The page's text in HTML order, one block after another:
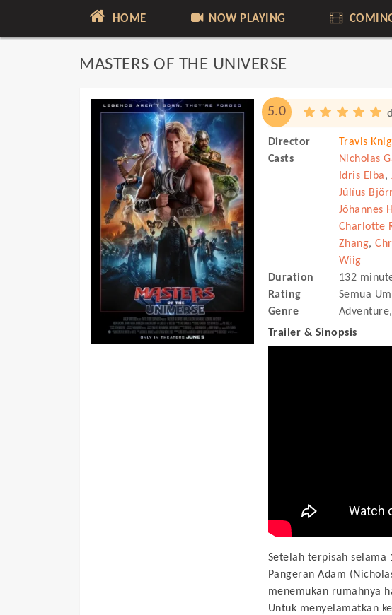
HOME NOW PLAYING
MASTERS OF THE UNIVERSE
5.0
Director
Travis
Casts
Nicholas
Idris Elba,
Júlíus
Jóhannes
Charlotte
Zhang,
Wiig
Duration
132
Rating
Semua
Genre
Trailer & Sinopsis
Setelah terpisah selama
Pangeran Adam
menemukan rumahnya
Untuk menyelamatkan